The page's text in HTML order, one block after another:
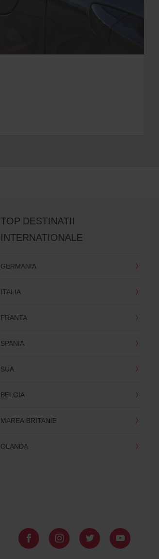
TOP DESTINATII
INTERNATIONALE
GERMANIA
ITALIA
FRANTA
SPANIA
SUA
BELGIA
MAREA BRITANIE
OLANDA